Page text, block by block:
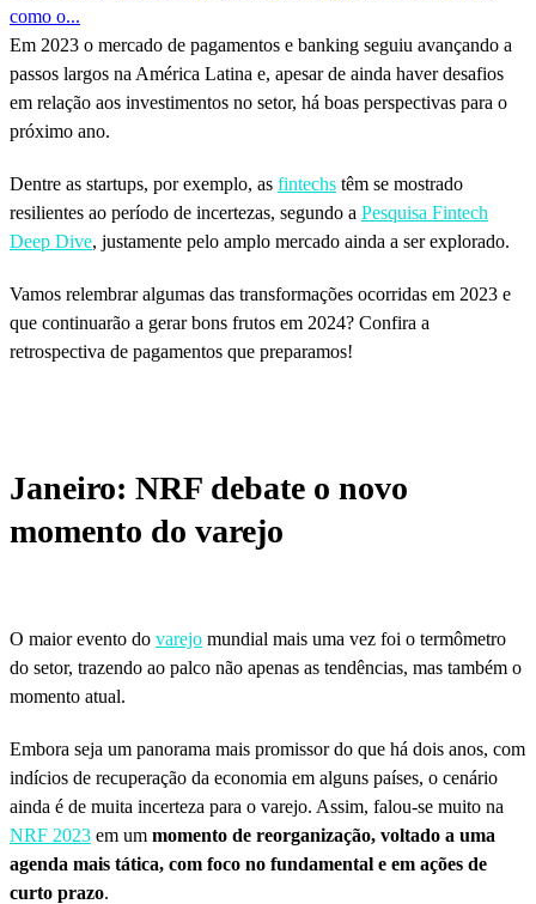
como o...
Em 2023 o mercado de pagamentos e banking seguiu avançando a
passos largos na América Latina e, apesar de ainda haver desafios
em relação aos investimentos no setor, há boas perspectivas para o
próximo ano.
Dentre as startups, por exemplo, as fintechs têm se mostrado
resilientes ao período de incertezas, segundo a Pesquisa Fintech
Deep Dive, justamente pelo amplo mercado ainda a ser explorado.
Vamos relembrar algumas das transformações ocorridas em 2023 e
que continuarão a gerar bons frutos em 2024? Confira a
retrospectiva de pagamentos que preparamos!
Janeiro: NRF debate o novo
momento do varejo
O maior evento do varejo mundial mais uma vez foi o termômetro
do setor, trazendo ao palco não apenas as tendências, mas também o
momento atual.
Embora seja um panorama mais promissor do que há dois anos, com
indícios de recuperação da economia em alguns países, o cenário
ainda é de muita incerteza para o varejo. Assim, falou-se muito na
NRF 2023 em um momento de reorganização, voltado a uma
agenda mais tática, com foco no fundamental e em ações de
curto prazo.